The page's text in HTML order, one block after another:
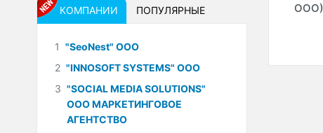
ООО)
КОМПАНИИ ПОПУЛЯРНЫЕ
1 "SeoNest" ООО
2 "INNOSOFT SYSTEMS" ООО
3 "SOCIAL MEDIA SOLUTIONS"
ООО МАРКЕТИНГОВОЕ
АГЕНТСТВО